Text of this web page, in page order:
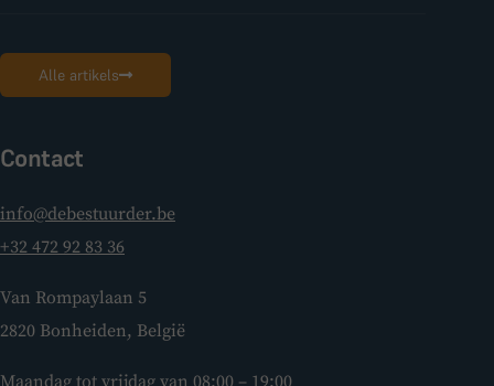
Alle artikels
Contact
info@debestuurder.be
+32 472 92 83 36
Van Rompaylaan 5
2820 Bonheiden, België
Maandag tot vrijdag van 08:00 – 19:00